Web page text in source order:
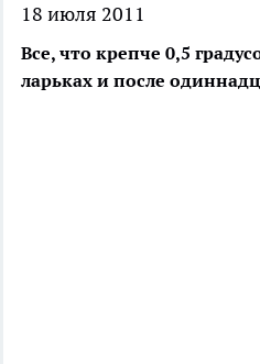
18 июля 2011
Все, что крепче 0,5
ларьках и после